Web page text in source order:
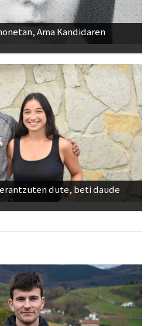
Ama Kandidaren
dute, beti daude